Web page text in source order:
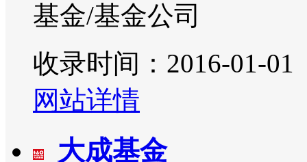
基金/基金公司
收录时间：2016-01-01
网站详情
大成基金